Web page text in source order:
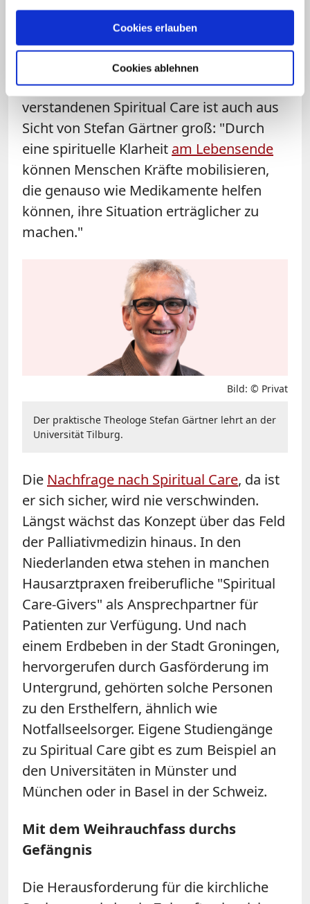
Cookies erlauben
Cookies ablehnen
eine Art "Sachverwalter für existenzielle
Fragen". Eine Funktion, die er auch in den
regelmäßigen interdisziplinären
Meetings vertritt. Das Potential einer so
verstandenen Spiritual Care ist auch aus
Sicht von Stefan Gärtner groß: "Durch
eine spirituelle Klarheit am Lebensende
können Menschen Kräfte mobilisieren,
die genauso wie Medikamente helfen
können, ihre Situation erträglicher zu
machen."
Bild: © Privat
Der praktische Theologe Stefan Gärtner lehrt an der
Universität Tilburg.
Die Nachfrage nach Spiritual Care, da ist
er sich sicher, wird nie verschwinden.
Längst wächst das Konzept über das Feld
der Palliativmedizin hinaus. In den
Niederlanden etwa stehen in manchen
Hausarztpraxen freiberufliche "Spiritual
Care-Givers" als Ansprechpartner für
Patienten zur Verfügung. Und nach
einem Erdbeben in der Stadt Groningen,
hervorgerufen durch Gasförderung im
Untergrund, gehörten solche Personen
zu den Ersthelfern, ähnlich wie
Notfallseelsorger. Eigene Studiengänge
zu Spiritual Care gibt es zum Beispiel an
den Universitäten in Münster und
München oder in Basel in der Schweiz.
Mit dem Weihrauchfass durchs
Gefängnis
Die Herausforderung für die kirchliche